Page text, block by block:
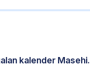
kalender Masehi.